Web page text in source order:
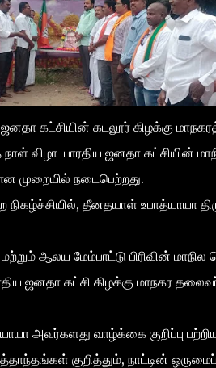
கட்சியின் கடலூர் கிழக்கு
நாள் விழா பாரதிய ஜனதா
முறையில் நடைபெற்றது.
தீனதயாள் உபாத்யாயா
ஆலய மேம்பாட்டு பிரிவின்
ஜனதா கட்சி கிழக்கு மாநகர
அவர்களது வாழ்க்கை குறிப்பு
குறித்தும், நாட்டின்